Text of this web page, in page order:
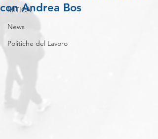
MITICA
News
Politiche del Lavoro
con Andrea Bos